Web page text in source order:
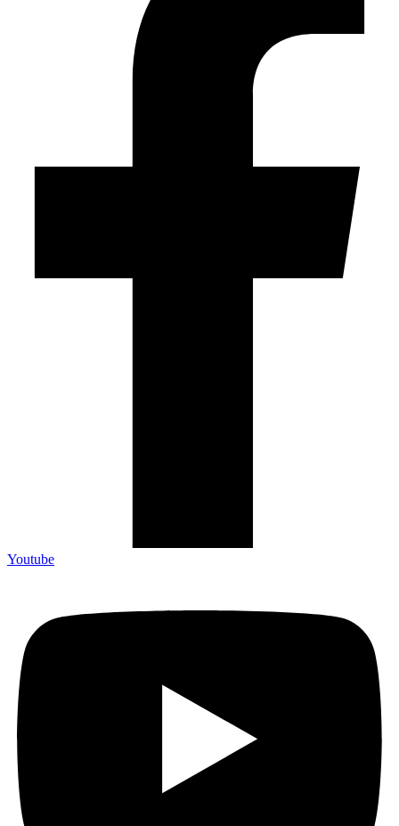
Youtube